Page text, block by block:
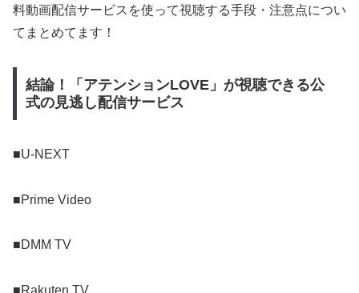
料動画配信サービスを使って視聴する手段・注意点につい
てまとめてます！
結論！「アテンションLOVE」が視聴できる公
式の見逃し配信サービス
■U-NEXT
■Prime Video
■DMM TV